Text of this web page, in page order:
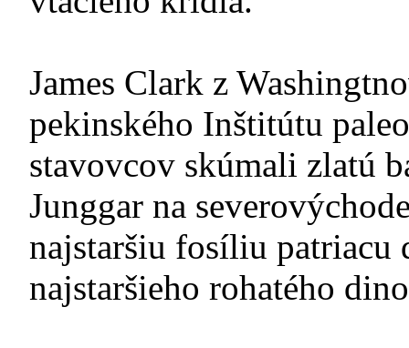
James Clark z
pekinského Inštitútu
stavovcov skúmali zlatú
Junggar na
najstaršiu fosíliu patriacu
najstaršieho rohatého